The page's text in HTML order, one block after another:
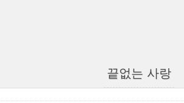
끝없는 사랑